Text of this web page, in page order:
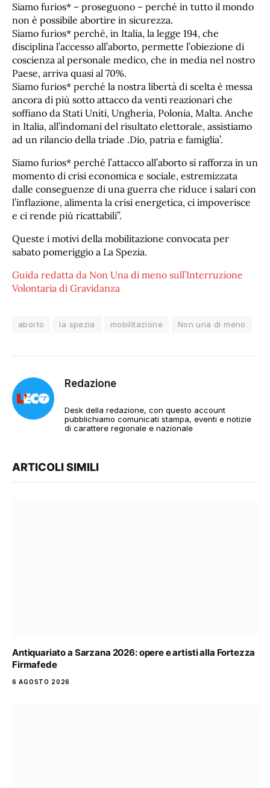
Siamo furios* – proseguono – perché in tutto il mondo
non è possibile abortire in sicurezza.
Siamo furios* perché, in Italia, la legge 194, che
disciplina l’accesso all’aborto, permette l’obiezione di
coscienza al personale medico, che in media nel nostro
Paese, arriva quasi al 70%.
Siamo furios* perché la nostra libertà di scelta è messa
ancora di più sotto attacco da venti reazionari che
soffiano da Stati Uniti, Ungheria, Polonia, Malta. Anche
in Italia, all’indomani del risultato elettorale, assistiamo
ad un rilancio della triade .Dio, patria e famiglia’.
Siamo furios* perché l’attacco all’aborto si rafforza in un
momento di crisi economica e sociale, estremizzata
dalle conseguenze di una guerra che riduce i salari con
l’inflazione, alimenta la crisi energetica, ci impoverisce
e ci rende più ricattabili”.
Queste i motivi della mobilitazione convocata per
sabato pomeriggio a La Spezia.
Guida redatta da Non Una di meno sull’Interruzione
Volontaria di Gravidanza
aborto la spezia mobilitazione Non una di meno
Redazione
Desk della redazione, con questo account
pubblichiamo comunicati stampa, eventi e notizie
di carattere regionale e nazionale
ARTICOLI SIMILI
Antiquariato a Sarzana 2026: opere e artisti alla Fortezza
Firmafede
6 AGOSTO 2026